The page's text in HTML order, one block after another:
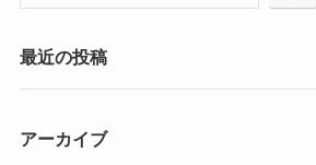
最近の投稿
アーカイブ